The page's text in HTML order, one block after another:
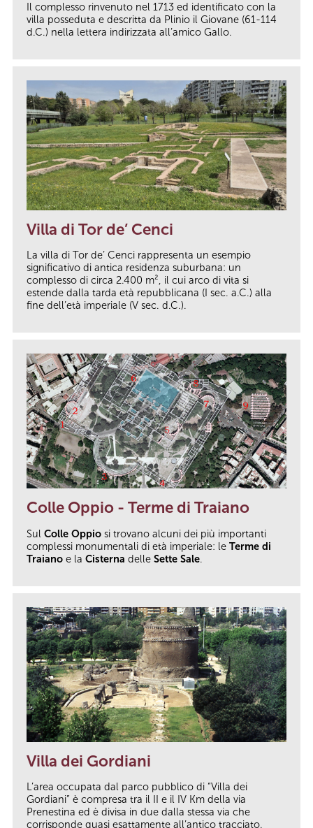
Il complesso rinvenuto nel 1713 ed identificato con la
villa posseduta e descritta da Plinio il Giovane (61-114
d.C.) nella lettera indirizzata all’amico Gallo.
Villa di Tor de’ Cenci
La villa di Tor de’ Cenci rappresenta un esempio
significativo di antica residenza suburbana: un
complesso di circa 2.400 m², il cui arco di vita si
estende dalla tarda età repubblicana (I sec. a.C.) alla
fine dell’età imperiale (V sec. d.C.).
Colle Oppio - Terme di Traiano
Sul Colle Oppio si trovano alcuni dei più importanti
complessi monumentali di età imperiale: le Terme di
Traiano e la Cisterna delle Sette Sale.
Villa dei Gordiani
L’area occupata dal parco pubblico di “Villa dei
Gordiani” è compresa tra il II e il IV Km della via
Prenestina ed è divisa in due dalla stessa via che
corrisponde quasi esattamente all’antico tracciato.